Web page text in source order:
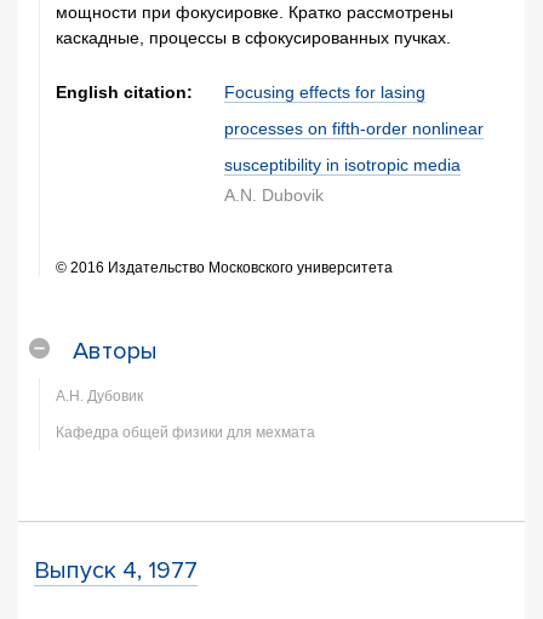
мощности при фокусировке. Кратко рассмотрены
каскадные, процессы в сфокусированных пучках.
English citation:
Focusing effects for lasing
processes on fifth-order nonlinear
susceptibility in isotropic media
A.N. Dubovik
© 2016 Издательство Московского университета
Авторы
А.Н. Дубовик
Кафедра общей физики для мехмата
Выпуск 4, 1977